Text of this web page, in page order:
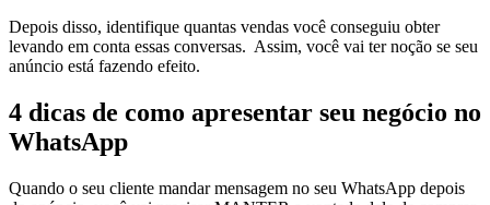
Depois disso, identifique quantas vendas você conseguiu obter
levando em conta essas conversas. Assim, você vai ter noção se seu
anúncio está fazendo efeito.
4 dicas de como apresentar seu negócio no
WhatsApp
Quando o seu cliente mandar mensagem no seu WhatsApp depois